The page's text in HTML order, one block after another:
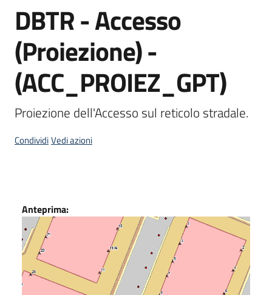
Visualizza
dati
on-
line
Scarica
i
dati
Archivio
cartografico
Salta al contenuto
DBTR - Accesso
(Proiezione) -
(ACC_PROIEZ_GPT)
Proiezione dell'Accesso sul reticolo stradale.
CondividiVedi azioni
Dati
Anteprima: